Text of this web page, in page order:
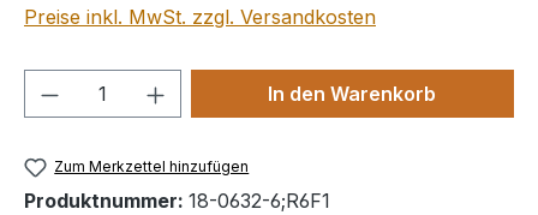
Preise inkl. MwSt. zzgl. Versandkosten
Produkt Anzahl: Gib denIn den Warenkorb
Zum Merkzettel hinzufügen
Produktnummer: 18-0632-6;R6F1